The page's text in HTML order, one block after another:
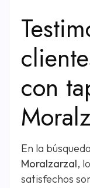
con
En la
Moralzarzal,
satisfechos